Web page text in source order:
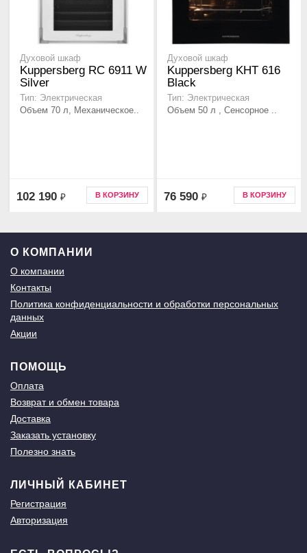
Духовой шкаф
Kuppersberg RC 6911 W
Silver
Тип: Электрическая
Объем 70 л, Механическое..
102 190 ₽ В КОРЗИНУ
Духовой шкаф
Kuppersberg KHT 616
Black
Тип: Электрическая
Объем 50 л , Сенсорное ..
76 590 ₽ В КОРЗИНУ
О КОМПАНИИ
О компании
Контакты
Политика конфиденциальности и обработки персональных
данных
Акции
ПОМОЩЬ
Оплата
Возврат и обмен товара
Доставка
Заказать установку
Полезно знать
ЛИЧНЫЙ КАБИНЕТ
Регистрация
Авторизация